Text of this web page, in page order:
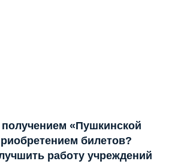
«Пушкинской
билетов?
работу учреждений